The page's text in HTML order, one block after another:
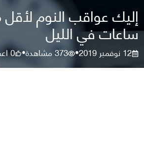
إليك عواقب النوم
ساعات في الليل
12 نوفمبر 2019 •
373مشاهدة•
0